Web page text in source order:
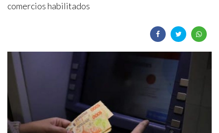
comercios habilitados